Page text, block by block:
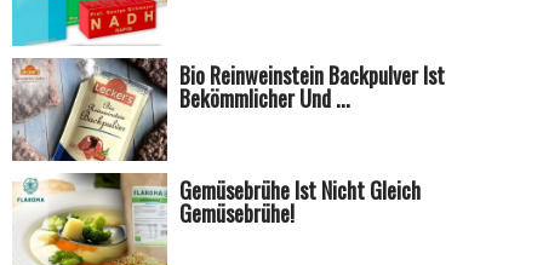
Bio Reinweinstein Backpulver Ist
Bekömmlicher Und ...
Gemüsebrühe Ist Nicht Gleich
Gemüsebrühe!